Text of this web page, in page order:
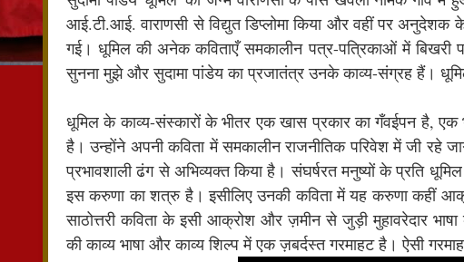
आई.टी.आई. वाराणसी से विद्युत डिप्लोमा किया और वहीं पर
गई। धूमिल की अनेक कविताएँ समकालीन पत्र-पत्रिकाओं में
सुनना मुझे और सुदामा पांडेय का प्रजातंत्र उनके काव्य-संग्रह हैं।
धूमिल के काव्य-संस्कारों के भीतर एक खास प्रकार का गँवईपन है, एक
है। उन्होंने अपनी कविता में समकालीन राजनीतिक परिवेश में जी
प्रभावशाली ढंग से अभिव्यक्त किया है। संघर्षरत मनुष्यों के प्रति
इस करुणा का शत्रु है। इसीलिए उनकी कविता में यह करुणा कहीं
साठोत्तरी कविता के इसी आक्रोश और ज़मीन से जुड़ी मुहावरेदार
की काव्य भाषा और काव्य शिल्प में एक ज़बर्दस्त गरमाहट है। ऐसी